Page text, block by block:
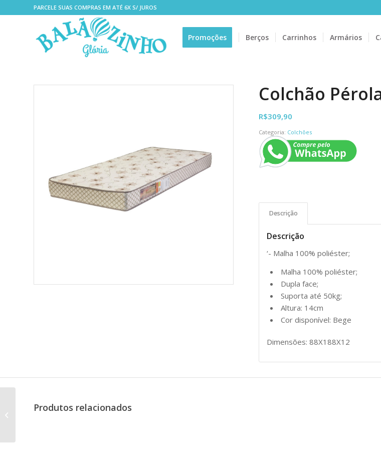
PARCELE SUAS COMPRAS EM ATÉ 6X S/ JUROS
Promoções Berços Carrinhos Armários
Colchão
R$309,90
Categoria: Colchões
Descrição
Descrição
‘- Malha 100% poliéster;
Malha 100% poliéster;
Dupla face;
Suporta até 50kg;
Altura: 14cm
Cor disponível: Bege
Dimensões: 88X188X12
Produtos relacionados
Cama Bibox Maria